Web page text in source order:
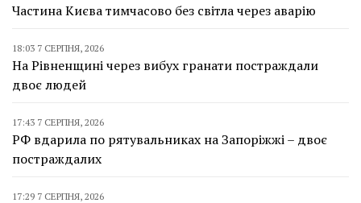
Частина Києва тимчасово без світла через аварію
18:03 7 СЕРПНЯ, 2026
На Рівненщині через вибух гранати постраждали
двоє людей
17:43 7 СЕРПНЯ, 2026
РФ вдарила по рятувальниках на Запоріжжі – двоє
постраждалих
17:29 7 СЕРПНЯ, 2026